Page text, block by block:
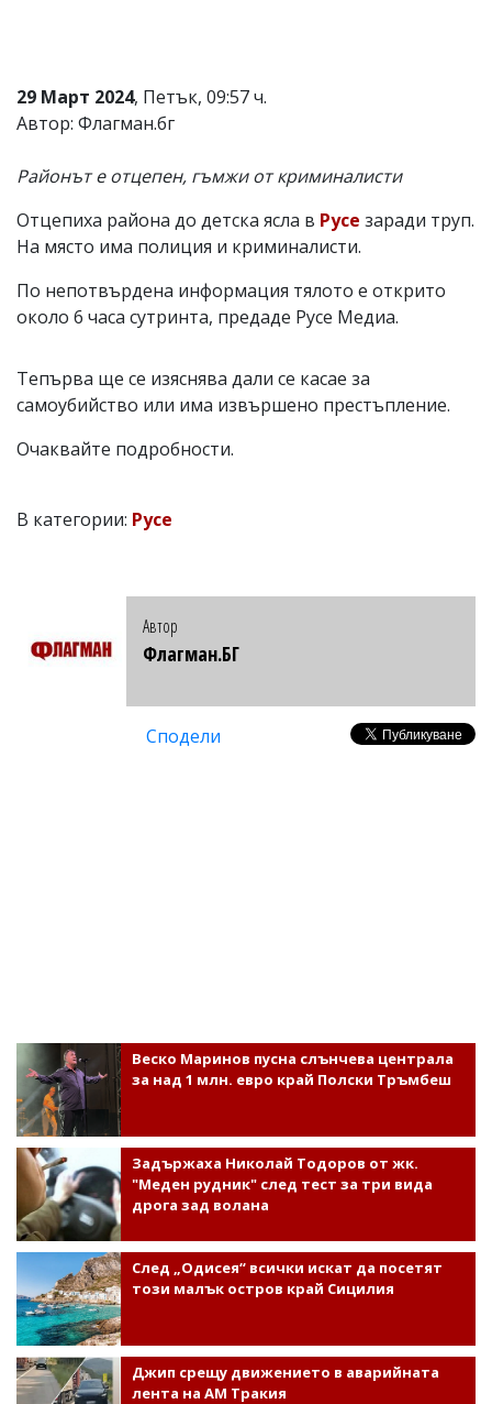
въвеждат
от
редакцията
носи
отговорност
тях!
Ако
откриете
вас
коментар,
сигнализирайте
ни!
29 Март 2024, Петък, 09:57 ч.
Автор: Флагман.бг
Районът е отцепен, гъмжи от криминалисти
Отцепиха района до детска ясла в Русе заради труп.
На място има полиция и криминалисти.
По непотвърдена информация тялото е открито
около 6 часа сутринта, предаде Русе Медиа.
Тепърва ще се изяснява дали се касае за
самоубийство или има извършено престъпление.
Очаквайте подробности.
В категории: Русе
Автор
Флагман.БГ
Сподели
Веско Маринов пусна слънчева централа
за над 1 млн. евро край Полски Тръмбеш
Задържаха Николай Тодоров от жк.
"Меден рудник" след тест за три вида
дрога зад волана
След „Одисея“ всички искат да посетят
този малък остров край Сицилия
Джип срещу движението в аварийната
лента на АМ Тракия